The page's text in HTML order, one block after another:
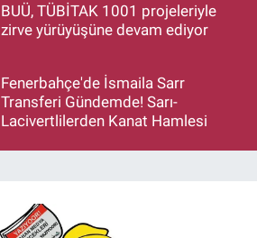
BUÜ, TÜBİTAK 1001 projeleriyle
zirve yürüyüşüne devam ediyor
Fenerbahçe'de İsmaila Sarr
Transferi Gündemde! Sarı-
Lacivertlilerden Kanat Hamlesi